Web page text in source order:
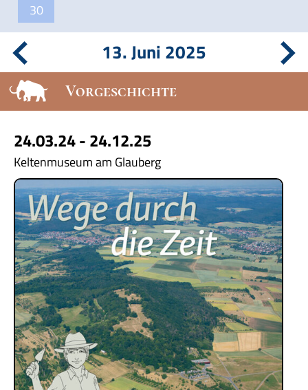
30
13. Juni 2025
Vorgeschichte
24.03.24 - 24.12.25
Keltenmuseum am Glauberg